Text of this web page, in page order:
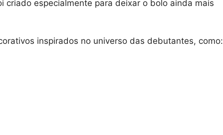
criado especialmente para deixar o bolo ainda mais
inspirados no universo das debutantes, como: